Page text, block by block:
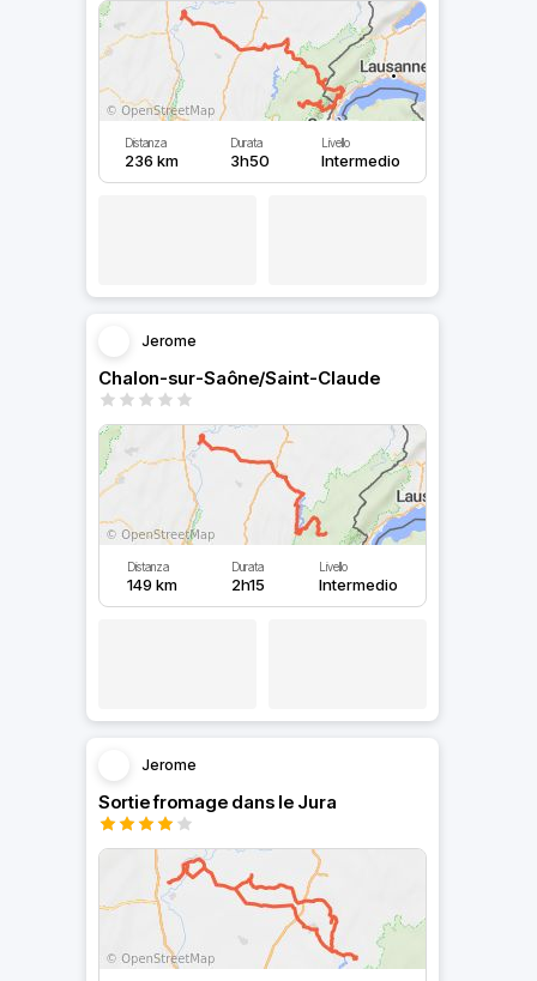
Distanza
236 km
Durata
3h50
Livello
Intermedio
Jerome
Chalon-sur-Saône/Saint-Claude
Distanza
149 km
Durata
2h15
Livello
Intermedio
Jerome
Sortie fromage dans le Jura